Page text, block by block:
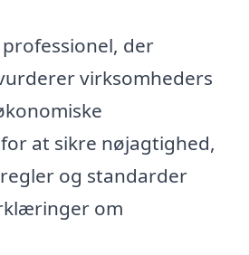
der
virksomheders
at sikre nøjagtighed,
og standarder
om